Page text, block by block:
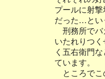
プールに射
だった…とい
刑務所でバ
いたれりつ
く五右衛門
ています。
ところでこ